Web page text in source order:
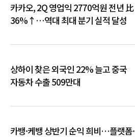
카카오, 2Q 영업익 2770억원 전년 比
36%↑…역대 최대 분기 실적 달성
상하이 찾은 외국인 22% 늘고 중국
자동차 수출 509만대
카뱅·케뱅 상반기 순익 희비…플랫폼·